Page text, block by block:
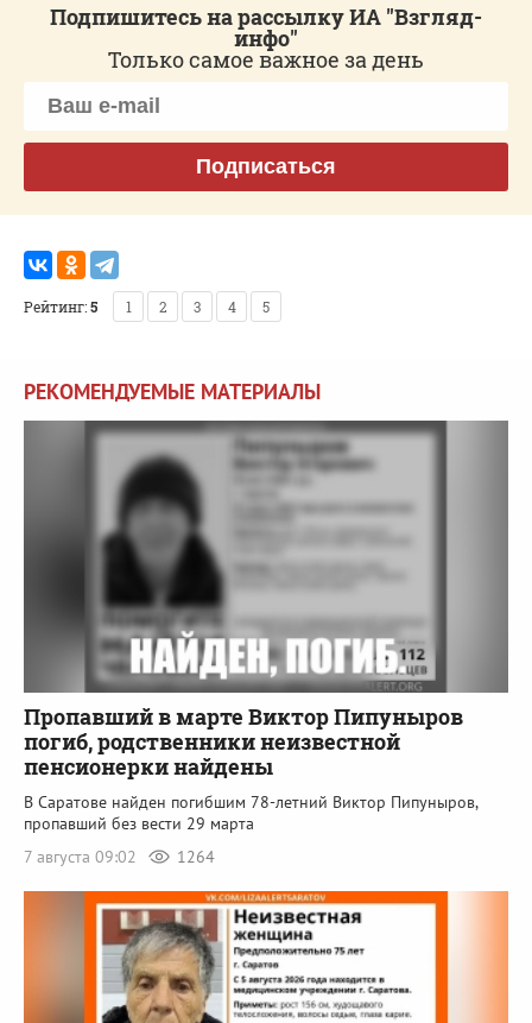
Подпишитесь на рассылку ИА "Взгляд-
инфо"
Только самое важное за день
Подписаться
Рейтинг:5 1 2 3 4 5
РЕКОМЕНДУЕМЫЕ МАТЕРИАЛЫ
Пропавший в марте Виктор Пипуныров
погиб, родственники неизвестной
пенсионерки найдены
В Саратове найден погибшим 78-летний Виктор Пипуныров,
пропавший без вести 29 марта
7 августа 09:02
1264